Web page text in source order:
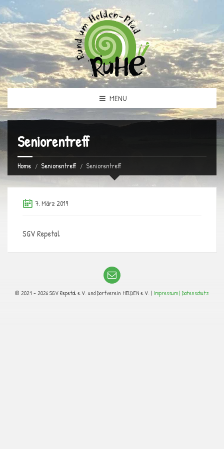
MENU
Seniorentreff
Home Seniorentreff Seniorentreff
7. März 2019
SGV Repetal
© 2021 - 2026 SGV Repetal e.V. und Dorfverein HELDEN e.V. | Impressum | Datenschutz